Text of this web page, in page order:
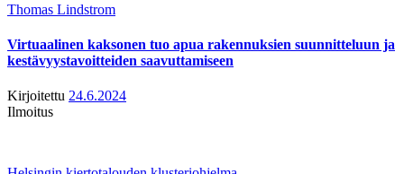
Thomas Lindstrom
Virtuaalinen kaksonen tuo apua rakennuksien suunnitteluun ja
kestävyystavoitteiden saavuttamiseen
Kirjoitettu 24.6.2024
Ilmoitus